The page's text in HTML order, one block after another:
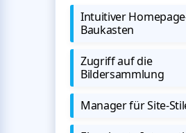
Intuitiver
Baukasten
Zugriff auf die
Bildersammlung
Manager für Site-